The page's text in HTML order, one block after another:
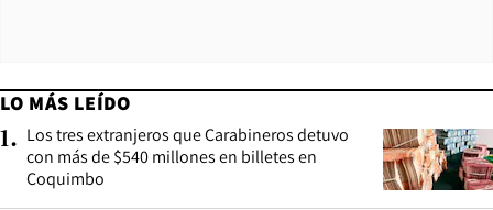
LO MÁS LEÍDO
1. Los tres extranjeros que Carabineros detuvo
con más de $540 millones en billetes en
Coquimbo